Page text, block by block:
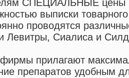
СПЕЦИАЛЬНЫЕ цены
выписки
проводятся
Левитры, Сиалиса и
прилагают
препаратов удобным